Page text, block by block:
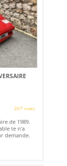
267 vues
de 1989.
te n'a
demande.